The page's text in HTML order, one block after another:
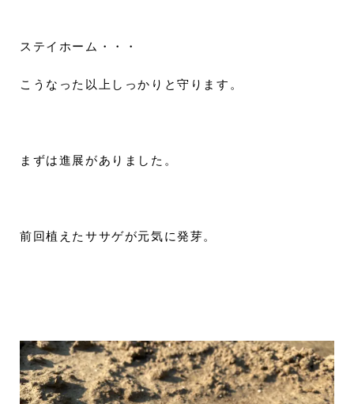
ステイホーム・・・
こうなった以上しっかりと守ります。
まずは進展がありました。
前回植えたササゲが元気に発芽。